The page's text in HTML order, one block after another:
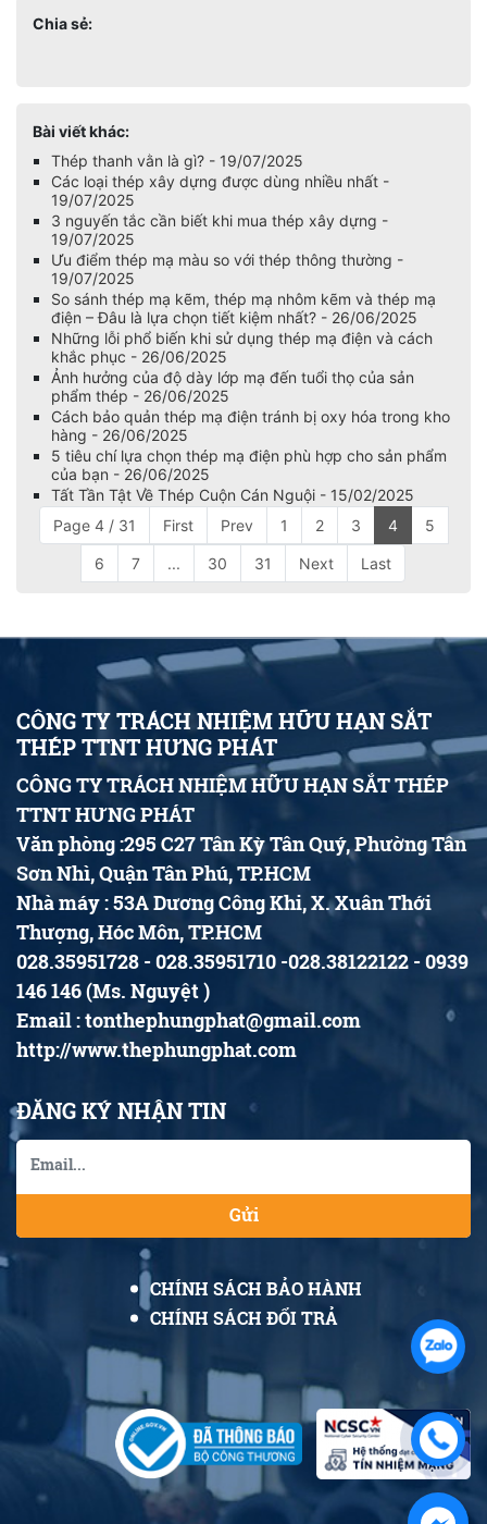
Chia sẻ:
Bài viết khác:
Thép thanh vằn là gì? - 19/07/2025
Các loại thép xây dựng được dùng nhiều nhất -
19/07/2025
3 nguyến tắc cần biết khi mua thép xây dựng -
19/07/2025
Ưu điểm thép mạ màu so với thép thông thường -
19/07/2025
So sánh thép mạ kẽm, thép mạ nhôm kẽm và thép mạ
điện – Đâu là lựa chọn tiết kiệm nhất? - 26/06/2025
Những lỗi phổ biến khi sử dụng thép mạ điện và cách
khắc phục - 26/06/2025
Ảnh hưởng của độ dày lớp mạ đến tuổi thọ của sản
phẩm thép - 26/06/2025
Cách bảo quản thép mạ điện tránh bị oxy hóa trong kho
hàng - 26/06/2025
5 tiêu chí lựa chọn thép mạ điện phù hợp cho sản phẩm
của bạn - 26/06/2025
Tất Tần Tật Về Thép Cuộn Cán Nguội - 15/02/2025
Page 4 / 31
First Prev 1 2 3 4 5
6 7 ... 30 31 Next Last
CÔNG TY TRÁCH NHIỆM HỮU HẠN SẮT
THÉP TTNT HƯNG PHÁT
CÔNG TY TRÁCH NHIỆM HỮU HẠN SẮT THÉP
TTNT HƯNG PHÁT
Văn phòng :295 C27 Tân Kỳ Tân Quý, Phường Tân
Sơn Nhì, Quận Tân Phú, TP.HCM
Nhà máy : 53A Dương Công Khi, X. Xuân Thới
Thượng, Hóc Môn, TP.HCM
028.35951728 - 028.35951710 -028.38122122 - 0939
146 146 (Ms. Nguyệt )
Email : tonthephungphat@gmail.com
http://www.thephungphat.com
ĐĂNG KÝ NHẬN TIN
Gửi
CHÍNH SÁCH BẢO HÀNH
CHÍNH SÁCH ĐỔI TRẢ